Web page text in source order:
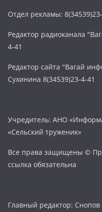
Отдел рекламы:
Редактор радиоканала
4-41
Редактор сайта "Вагай
Сухинина 8(34539)23-4-41
Учредитель: АНО
«Сельский труженик»
Все права защищены ©
ссылка обязательна
Главный редактор: